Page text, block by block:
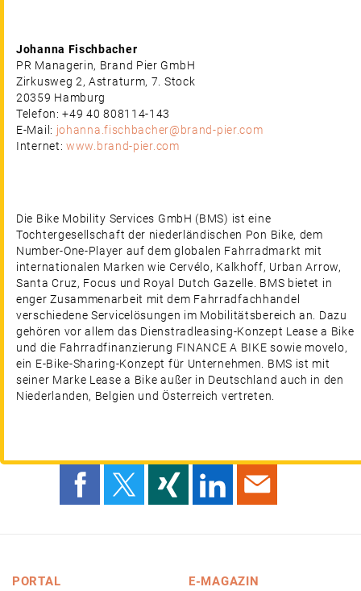
Johanna Fischbacher
PR Managerin, Brand Pier GmbH
Zirkusweg 2, Astraturm, 7. Stock
20359 Hamburg
Telefon: +49 40 808114-143
E-Mail: johanna.fischbacher@brand-pier.com
Internet:www.brand-pier.com
Die Bike Mobility Services GmbH (BMS) ist eine
Tochtergesellschaft der niederländischen Pon Bike, dem
Number-One-Player auf dem globalen Fahrradmarkt mit
internationalen Marken wie Cervélo, Kalkhoff, Urban Arrow,
Santa Cruz, Focus und Royal Dutch Gazelle. BMS bietet in
enger Zusammenarbeit mit dem Fahrradfachhandel
verschiedene Servicelösungen im Mobilitätsbereich an. Dazu
gehören vor allem das Dienstradleasing-Konzept Lease a Bike
und die Fahrradfinanzierung FINANCE A BIKE sowie movelo,
ein E-Bike-Sharing-Konzept für Unternehmen. BMS ist mit
seiner Marke Lease a Bike außer in Deutschland auch in den
Niederlanden, Belgien und Österreich vertreten.
PORTAL E-MAGAZIN